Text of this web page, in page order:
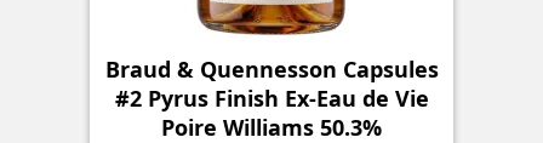
Braud & Quennesson Capsules
#2 Pyrus Finish Ex-Eau de Vie
Poire Williams 50.3%